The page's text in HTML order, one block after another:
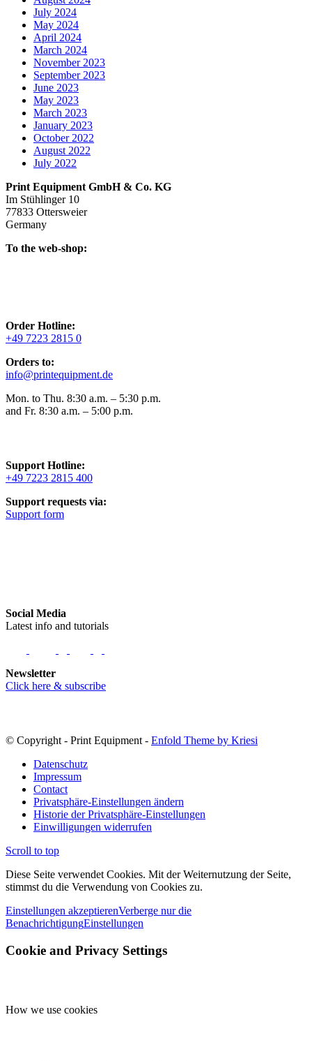
July 2024
May 2024
April 2024
March 2024
November 2023
September 2023
June 2023
May 2023
March 2023
January 2023
October 2022
August 2022
July 2022
Print Equipment GmbH & Co. KG
Im Stühlinger 10
77833 Ottersweier
Germany
To the web-shop:
Order Hotline:
+49 7223 2815 0
Orders to:
info@printequipment.de
Mon. to Thu. 8:30 a.m. – 5:30 p.m.
and Fr. 8:30 a.m. – 5:00 p.m.
Support Hotline:
+49 7223 2815 400
Support requests via:
Support form
Social Media
Latest info and tutorials
Newsletter
Click here & subscribe
© Copyright - Print Equipment - Enfold Theme by Kriesi
Datenschutz
Impressum
Contact
Privatsphäre-Einstellungen ändern
Historie der Privatsphäre-Einstellungen
Einwilligungen widerrufen
Scroll to top
Diese Seite verwendet Cookies. Mit der Weiternutzung der Seite,
stimmst du die Verwendung von Cookies zu.
Einstellungen akzeptierenVerberge nur die
BenachrichtigungEinstellungen
Cookie and Privacy Settings
How we use cookies